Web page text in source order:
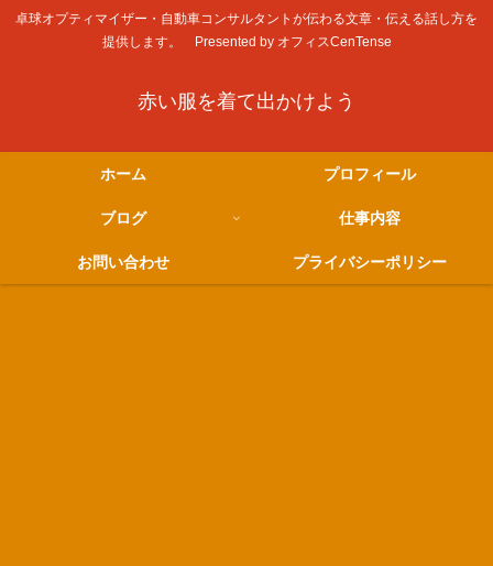
卓球オプティマイザー・自動車コンサルタントが伝わる文章・伝える話し方を
提供します。 Presented by オフィスCenTense
赤い服を着て出かけよう
ホーム プロフィール
ブログ 仕事内容
お問い合わせ プライバシーポリシー